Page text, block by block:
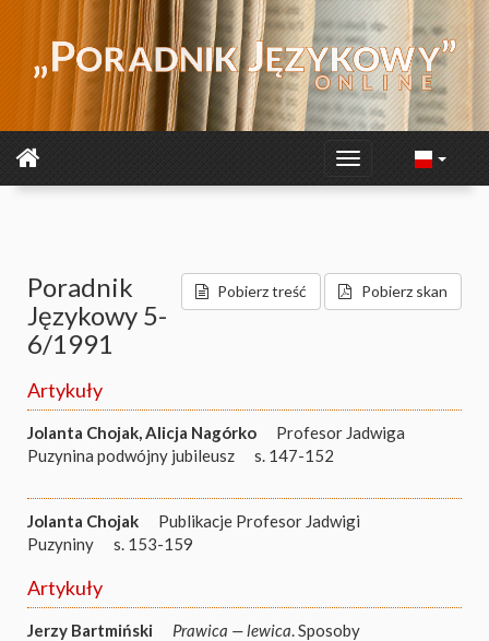
Pobierz treść Pobierz skan
Poradnik
Językowy 5-
6/1991
Artykuły
Jolanta Chojak,Alicja Nagórko
Profesor Jadwiga
Puzynina podwójny jubileusz
s. 147-152
Jolanta Chojak
Publikacje Profesor Jadwigi
Puzyniny
s. 153-159
Artykuły
Jerzy Bartmiński Prawica — lewica. Sposoby